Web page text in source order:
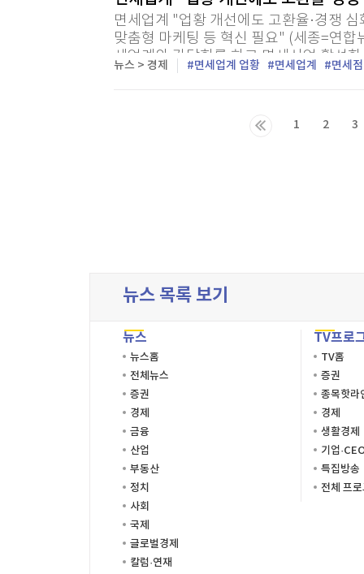
면세업계 "업황 개선에도 고환율·경쟁
맞춤형 마케팅 등 혁신 필요" (세종=연
세업계와 간담회를 하고 면세산업 활성
세점협회에서 열린 이번 간담회에는 롯
뉴스 > 경제 면세업계 업황 면세업계 면세점
1 2 3
뉴스 목록 보기
뉴스
뉴스홈
전체뉴스
증권
경제
금융
산업
부동산
정치
사회
국제
글로벌경제
칼럼·연재
TV프로
TV홈
증권
종목핫라
경제
생활경제
기업
특집방송
전체 프